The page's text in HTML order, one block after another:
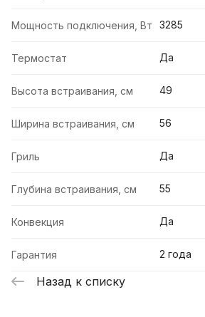
Мощность подключения, Вт 3285
Термостат Да
Высота встраивания, см 49
Ширина встраивания, см 56
Гриль Да
Глубина встраивания, см 55
Конвекция Да
Гарантия 2 года
Назад к списку